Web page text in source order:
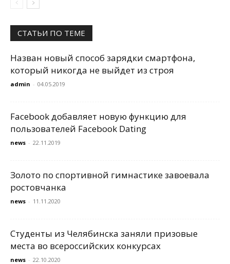
СТАТЬИ ПО ТЕМЕ
Назван новый способ зарядки смартфона,
который никогда не выйдет из строя
admin - 04.05.2019
Facebook добавляет новую функцию для
пользователей Facebook Dating
news - 22.11.2019
Золото по спортивной гимнастике завоевала
ростовчанка
news - 11.11.2020
Студенты из Челябинска заняли призовые
места во всероссийских конкурсах
news - 22.10.2020